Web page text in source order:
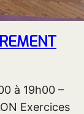
à 19h00 –
Exercices